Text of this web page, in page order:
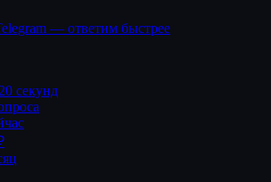
— ответим быстрее
секунд